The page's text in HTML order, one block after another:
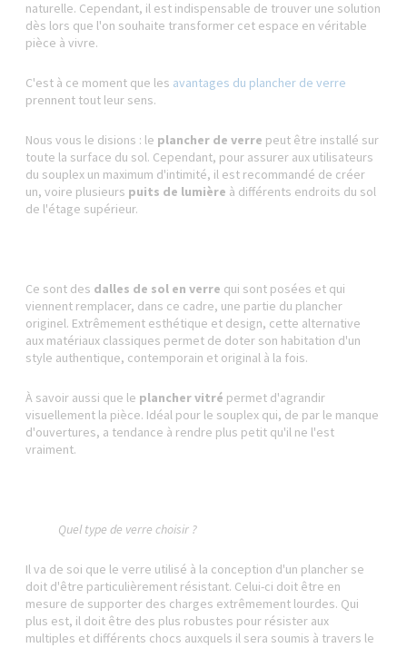
naturelle. Cependant, il est indispensable de trouver une solution
dès lors que l'on souhaite transformer cet espace en véritable
pièce à vivre.
C'est à ce moment que les avantages du plancher de verre
prennent tout leur sens.
Nous vous le disions : le plancher de verre peut être installé sur
toute la surface du sol. Cependant, pour assurer aux utilisateurs
du souplex un maximum d'intimité, il est recommandé de créer
un, voire plusieurs puits de lumière à différents endroits du sol
de l'étage supérieur.
Ce sont des dalles de sol en verre qui sont posées et qui
viennent remplacer, dans ce cadre, une partie du plancher
originel. Extrêmement esthétique et design, cette alternative
aux matériaux classiques permet de doter son habitation d'un
style authentique, contemporain et original à la fois.
À savoir aussi que le plancher vitré permet d'agrandir
visuellement la pièce. Idéal pour le souplex qui, de par le manque
d'ouvertures, a tendance à rendre plus petit qu'il ne l'est
vraiment.
Quel type de verre choisir ?
Il va de soi que le verre utilisé à la conception d'un plancher se
doit d'être particulièrement résistant. Celui-ci doit être en
mesure de supporter des charges extrêmement lourdes. Qui
plus est, il doit être des plus robustes pour résister aux
multiples et différents chocs auxquels il sera soumis à travers le